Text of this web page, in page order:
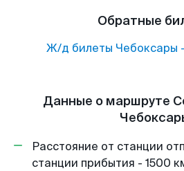
Обратные
Ж/д билеты Чебоксары
Данные о маршруте
Расстояние от станции
станции прибытия - 1500